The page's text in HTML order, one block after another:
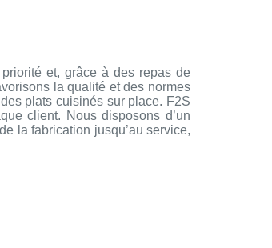
et, grâce à des repas de
la qualité et des normes
plats cuisinés sur place. F2S
client. Nous disposons d’un
la fabrication jusqu’au service,